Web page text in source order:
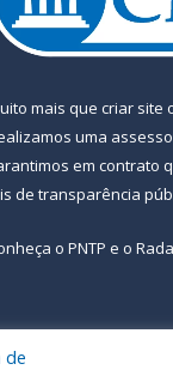
mais que criar site
uma
em contrato
de transparência
o PNTP e o
de